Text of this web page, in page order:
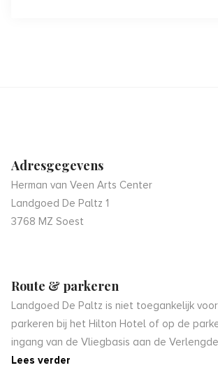
Adresgegevens
Herman van Veen Arts Center
Landgoed De Paltz 1
3768 MZ Soest
Route & parkeren
Landgoed De Paltz is niet toegankelijk voor
parkeren bij het Hilton Hotel of op de
ingang van de Vliegbasis aan de
Lees verder